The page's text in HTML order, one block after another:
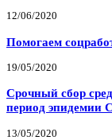
12/06/2020
Помогаем
19/05/2020
Срочный сбор
период эпидемии
13/05/2020